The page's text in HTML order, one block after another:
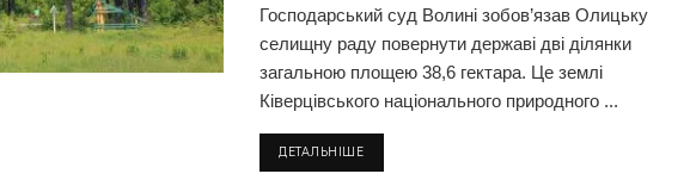
Господарський суд Волині зобов’язав Олицьку
селищну раду повернути державі дві ділянки
загальною площею 38,6 гектара. Це землі
Ківерцівського національного природного ...
ДЕТАЛЬНІШЕ